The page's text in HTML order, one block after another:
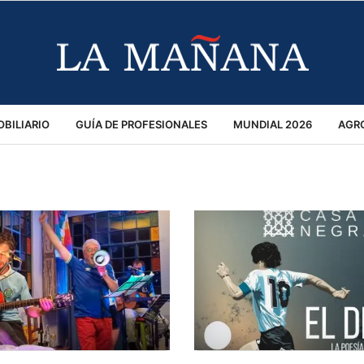
GUÍA DE PROFESIONALES MUNDIAL 2026